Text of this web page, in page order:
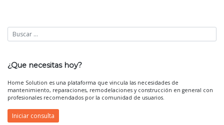
¿Que necesitas hoy?
Home Solution es una plataforma que vincula las necesidades de
mantenimiento, reparaciones, remodelaciones y construcción en general con
profesionales recomendados por la comunidad de usuarios.
Iniciar consulta